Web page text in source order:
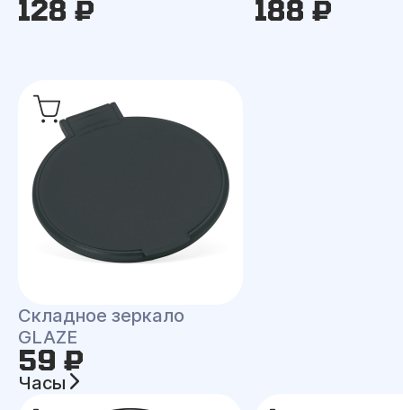
128 ₽ 188 ₽
Складное зеркало
GLAZE
59 ₽
Часы